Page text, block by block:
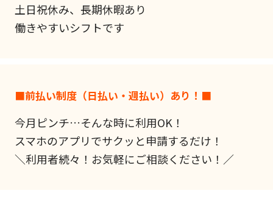
土日祝休み、長期休暇あり
働きやすいシフトです
■前払い制度（日払い・週払い）あり！■
今月ピンチ…そんな時に利用OK！
スマホのアプリでサクッと申請するだけ！
＼利用者続々！お気軽にご相談ください！／